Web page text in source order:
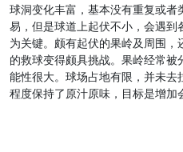
球洞变化丰富，基本没有重复或
易，但是球道上起伏不小，会遇
为关键。颇有起伏的果岭及周围
的救球变得颇具挑战。果岭经常
能性很大。球场占地有限，并未
程度保持了原汁原味，目标是增加